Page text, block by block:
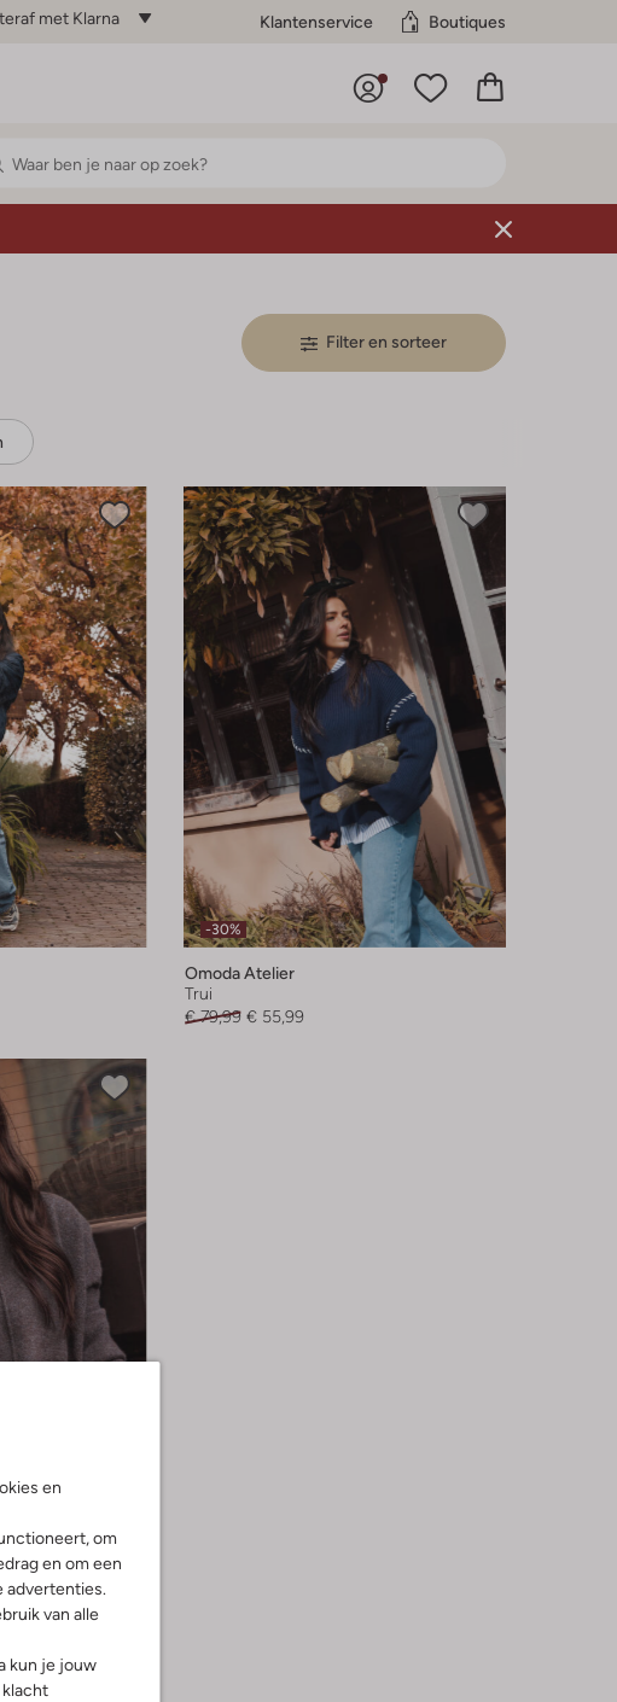
met Klarna Klantenservice Boutiques
en
om
en om een
advertenties.
van alle
kun je jouw
Filter en sorteer
-30%
Omoda Atelier
Trui
€ 79,99 € 55,99